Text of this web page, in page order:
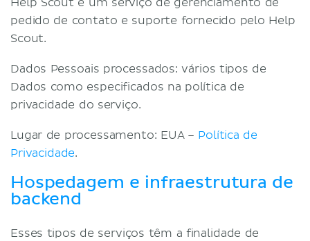
Help Scout é um serviço de gerenciamento de
pedido de contato e suporte fornecido pelo Help
Scout.
Dados Pessoais processados: vários tipos de
Dados como especificados na política de
privacidade do serviço.
Lugar de processamento: EUA – Política de
Privacidade.
Hospedagem e infraestrutura de
backend
Esses tipos de serviços têm a finalidade de